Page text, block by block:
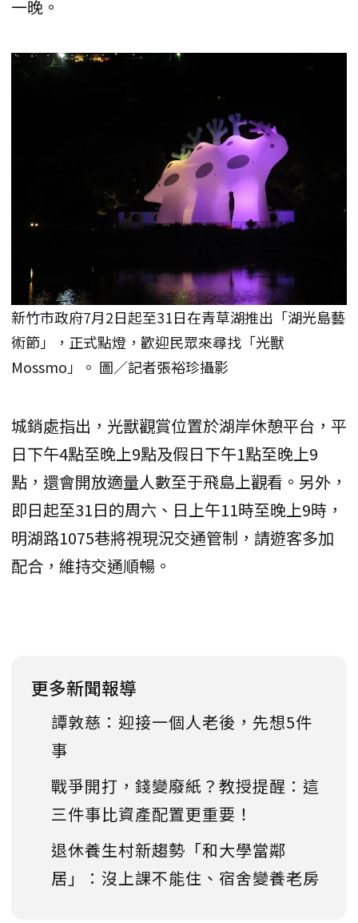
一晚。
新竹市政府7月2日起至31日在青草湖推出「湖光島藝
術節」，正式點燈，歡迎民眾來尋找「光獸
Mossmo」。 圖／記者張裕珍攝影
城銷處指出，光獸觀賞位置於湖岸休憩平台，平
日下午4點至晚上9點及假日下午1點至晚上9
點，還會開放適量人數至于飛島上觀看。另外，
即日起至31日的周六、日上午11時至晚上9時，
明湖路1075巷將視現況交通管制，請遊客多加
配合，維持交通順暢。
更多新聞報導
譚敦慈：迎接一個人老後，先想5件
事
戰爭開打，錢變廢紙？教授提醒：這
三件事比資產配置更重要！
退休養生村新趨勢「和大學當鄰
居」：沒上課不能住、宿舍變養老房